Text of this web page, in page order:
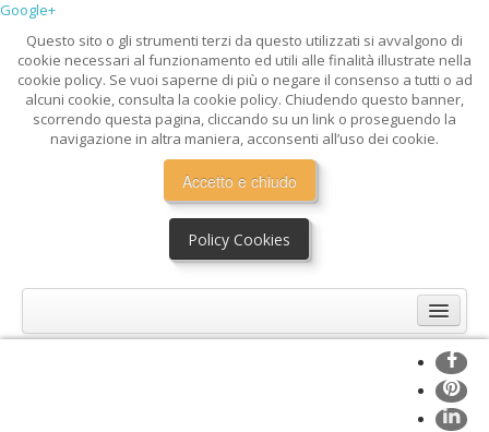
Google+
Questo sito o gli strumenti terzi da questo utilizzati si avvalgono di
cookie necessari al funzionamento ed utili alle finalità illustrate nella
cookie policy. Se vuoi saperne di più o negare il consenso a tutti o ad
alcuni cookie, consulta la cookie policy. Chiudendo questo banner,
scorrendo questa pagina, cliccando su un link o proseguendo la
navigazione in altra maniera, acconsenti all’uso dei cookie.
Accetto e chiudo
Policy Cookies